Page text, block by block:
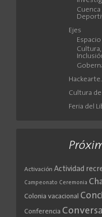
Ejes
Cultura
Feria del
Activación Actividad
Campeonato Ceremonia
Colonia vacacional
Conferencia